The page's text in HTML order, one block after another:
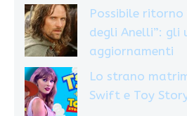
Possibile ritorno
degli Anelli”: gli
aggiornamenti
Lo strano
Swift e Toy